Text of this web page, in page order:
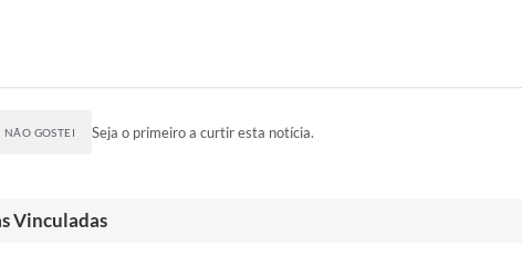
NÃO GOSTEI Seja o primeiro a curtir esta notícia.
Vinculadas